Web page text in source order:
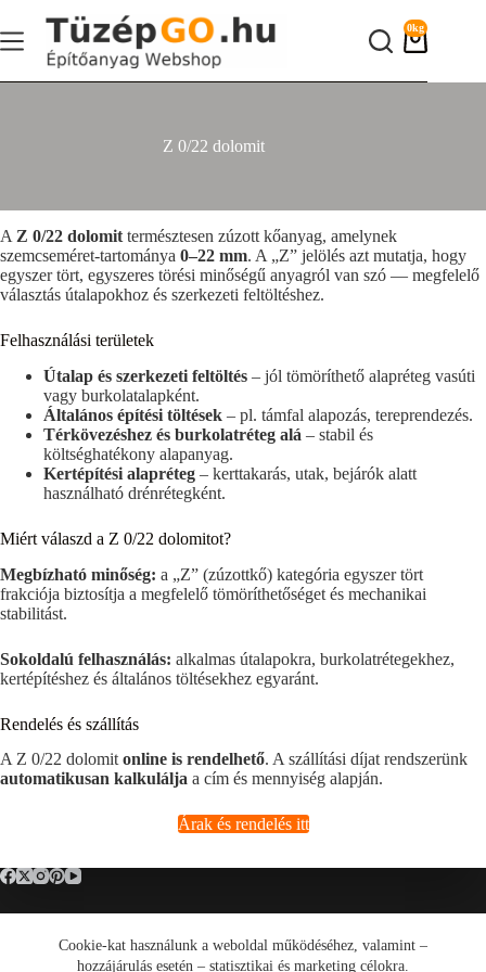
to
content
Cookie-kat használunk a weboldal működéséhez, valamint –
hozzájárulás esetén – statisztikai és marketing célokra.
Shopping
0kg
Z 0/22 dolomit
A Z 0/22 dolomit természtesen zúzott kőanyag, amelynek
szemcseméret-tartománya 0–22 mm. A „Z” jelölés azt mutatja, hogy
egyszer tört, egyszeres törési minőségű anyagról van szó — megfelelő
választás útalapokhoz és szerkezeti feltöltéshez.
Felhasználási területek
Útalap és szerkezeti feltöltés – jól tömöríthető alapréteg vasúti
vagy burkolatalapként.
Általános építési töltések – pl. támfal alapozás, tereprendezés.
Térkövezéshez és burkolatréteg alá – stabil és
költséghatékony alapanyag.
Kertépítési alapréteg – kerttakarás, utak, bejárók alatt
használható drénrétegként.
Miért válaszd a Z 0/22 dolomitot?
Megbízható minőség: a „Z” (zúzottkő) kategória egyszer tört
frakciója biztosítja a megfelelő tömöríthetőséget és mechanikai
stabilitást.
Sokoldalú felhasználás: alkalmas útalapokra, burkolatrétegekhez,
kertépítéshez és általános töltésekhez egyaránt.
Rendelés és szállítás
A Z 0/22 dolomit online is rendelhető. A szállítási díjat rendszerünk
automatikusan kalkulálja a cím és mennyiség alapján.
Árak és rendelés itt
Általános Szerződési Feltételek (ÁSZF)
Adatkezelési tájékoztató